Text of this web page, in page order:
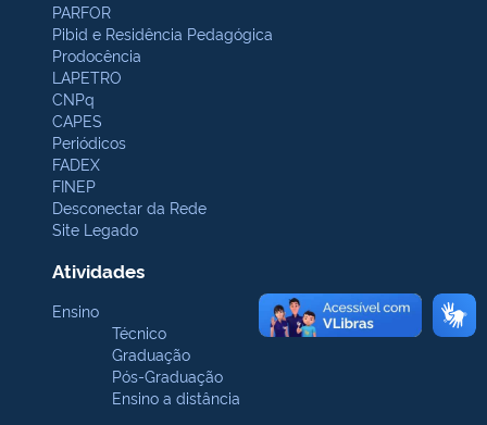
PARFOR
Pibid e Residência Pedagógica
Prodocência
LAPETRO
CNPq
CAPES
Periódicos
FADEX
FINEP
Desconectar da Rede
Site Legado
Atividades
Ensino
Técnico
Graduação
Pós-Graduação
Ensino a distância